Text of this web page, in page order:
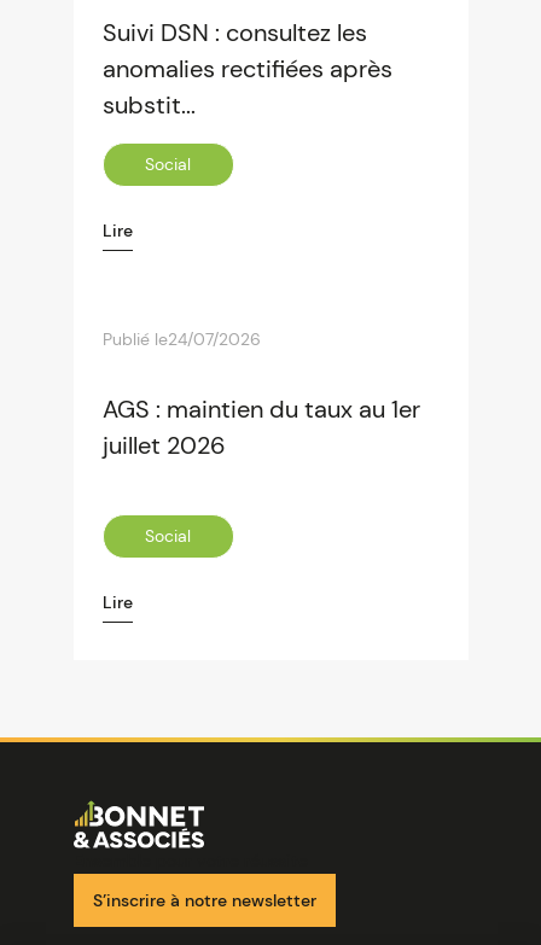
Suivi DSN : consultez les
anomalies rectifiées après
substit...
Social
Lire
Publié le24/07/2026
AGS : maintien du taux au 1er
juillet 2026
Social
Lire
Image
S’inscrire à notre newsletter